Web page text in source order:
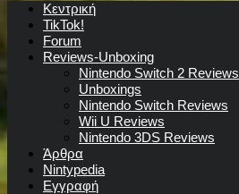
Κεντρική
TikTok!
Forum
Reviews-Unboxing
Nintendo Switch 2 Reviews
Unboxings
Nintendo Switch Reviews
Wii U Reviews
Nintendo 3DS Reviews
Άρθρα
Nintypedia
Εγγραφή